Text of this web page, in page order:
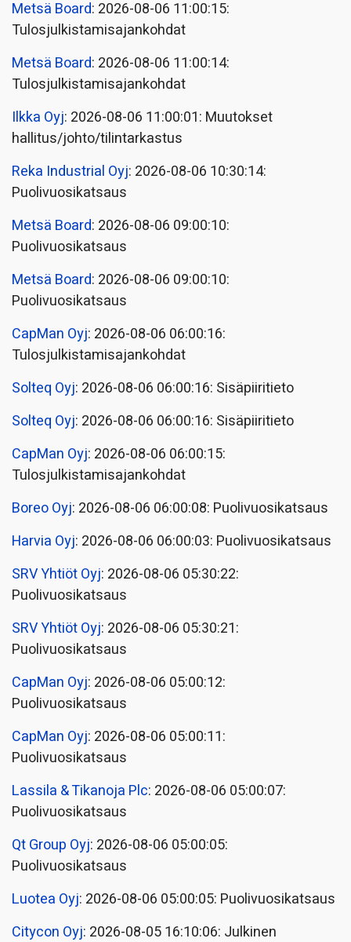
Metsä Board: 2026-08-06 11:00:15:
Tulosjulkistamisajankohdat
Metsä Board: 2026-08-06 11:00:14:
Tulosjulkistamisajankohdat
Ilkka Oyj: 2026-08-06 11:00:01: Muutokset
hallitus/johto/tilintarkastus
Reka Industrial Oyj: 2026-08-06 10:30:14:
Puolivuosikatsaus
Metsä Board: 2026-08-06 09:00:10:
Puolivuosikatsaus
Metsä Board: 2026-08-06 09:00:10:
Puolivuosikatsaus
CapMan Oyj: 2026-08-06 06:00:16:
Tulosjulkistamisajankohdat
Solteq Oyj: 2026-08-06 06:00:16: Sisäpiiritieto
Solteq Oyj: 2026-08-06 06:00:16: Sisäpiiritieto
CapMan Oyj: 2026-08-06 06:00:15:
Tulosjulkistamisajankohdat
Boreo Oyj: 2026-08-06 06:00:08: Puolivuosikatsaus
Harvia Oyj: 2026-08-06 06:00:03: Puolivuosikatsaus
SRV Yhtiöt Oyj: 2026-08-06 05:30:22:
Puolivuosikatsaus
SRV Yhtiöt Oyj: 2026-08-06 05:30:21:
Puolivuosikatsaus
CapMan Oyj: 2026-08-06 05:00:12:
Puolivuosikatsaus
CapMan Oyj: 2026-08-06 05:00:11:
Puolivuosikatsaus
Lassila & Tikanoja Plc: 2026-08-06 05:00:07:
Puolivuosikatsaus
Qt Group Oyj: 2026-08-06 05:00:05:
Puolivuosikatsaus
Luotea Oyj: 2026-08-06 05:00:05: Puolivuosikatsaus
Citycon Oyj: 2026-08-05 16:10:06: Julkinen